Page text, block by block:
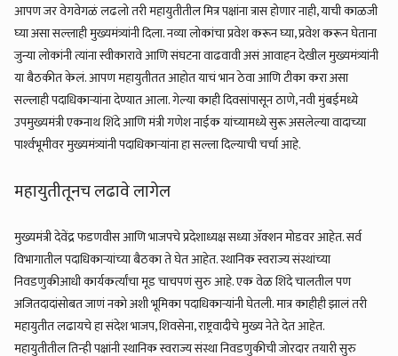
आपण जर वेगवेगळं लढलो तरी महायुतीतील मित्र पक्षांना त्रास होणार नाही, याची काळजी
घ्या असा सल्लाही मुख्यमंत्र्यांनी दिला. नव्या लोकांचा प्रवेश करून घ्या, प्रवेश करून घेताना
जुन्या लोकांनी त्यांना स्वीकारावे आणि संघटना वाढवावी असं आवाहन देखील मुख्यमंत्र्यांनी
या बैठकीत केलं. आपण महायुतीतत आहोत याचं भान ठेवा आणि टीका करा असा
सल्लाही पदाधिकाऱ्यांना देण्यात आला. गेल्या काही दिवसांपासून ठाणे, नवी मुंबईमध्ये
उपमुख्यमंत्री एकनाथ शिंदे आणि मंत्री गणेश नाईक यांच्यामध्ये सुरू असलेल्या वादाच्या
पार्श्‍वभूमीवर मुख्यमंत्र्यांनी पदाधिकाऱ्यांना हा सल्ला दिल्याची चर्चा आहे.
महायुतीतूनच लढावे लागेल
मुख्यमंत्री देवेंद्र फडणवीस आणि भाजपचे प्रदेशाध्यक्ष सध्या ॲक्शन मोडवर आहेत. सर्व
विभागातील पदाधिकाऱ्यांच्या बैठका ते घेत आहेत. स्थानिक स्वराज्य संस्थांच्या
निवडणुकीआधी कार्यकर्त्यांचा मूड चाचपणं सुरु आहे. एक वेळ शिंदे चालतील पण
अजितदादांसोबत जाणं नको अशी भूमिका पदाधिकाऱ्यांनी घेतली. मात्र काहीही झालं तरी
महायुतीत लढायचे हा संदेश भाजप, शिवसेना, राष्ट्रवादीचे मुख्य नेते देत आहेत.
महायुतीतील तिन्ही पक्षांनी स्थानिक स्वराज्य संस्था निवडणुकीची जोरदार तयारी सुरु